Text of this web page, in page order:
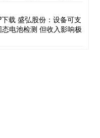
载 盛弘股份：设备可支
电池检测 但收入影响极